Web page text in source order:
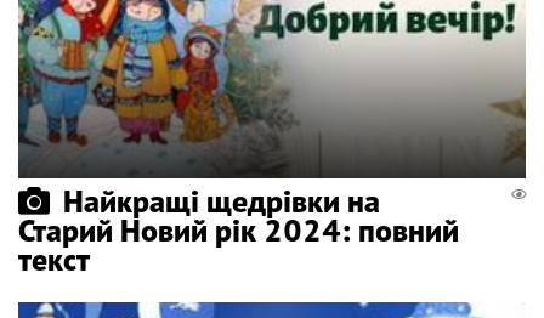
Найкращі щедрівки на
Старий Новий рік 2024: повний
текст